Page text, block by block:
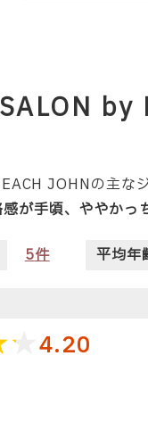
by
JOHNの主な
が手頃、ややかっ
5件 平均年
4.20